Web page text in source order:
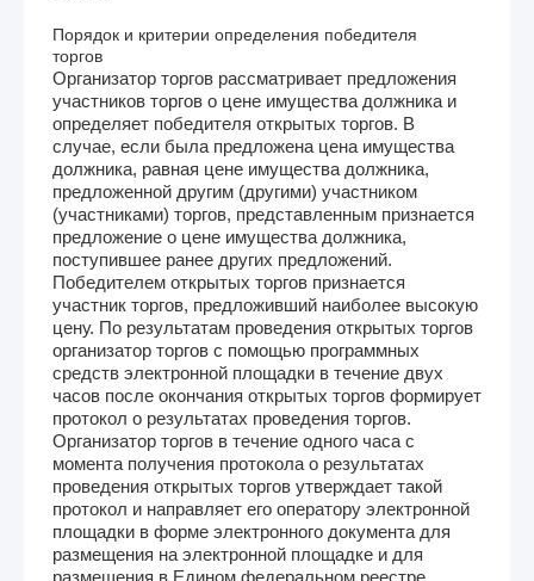
Порядок и критерии определения победителя
торгов
Организатор торгов рассматривает предложения
участников торгов о цене имущества должника и
определяет победителя открытых торгов. В
случае, если была предложена цена имущества
должника, равная цене имущества должника,
предложенной другим (другими) участником
(участниками) торгов, представленным признается
предложение о цене имущества должника,
поступившее ранее других предложений.
Победителем открытых торгов признается
участник торгов, предложивший наиболее высокую
цену. По результатам проведения открытых торгов
организатор торгов с помощью программных
средств электронной площадки в течение двух
часов после окончания открытых торгов формирует
протокол о результатах проведения торгов.
Организатор торгов в течение одного часа с
момента получения протокола о результатах
проведения открытых торгов утверждает такой
протокол и направляет его оператору электронной
площадки в форме электронного документа для
размещения на электронной площадке и для
размещения в Едином федеральном реестре